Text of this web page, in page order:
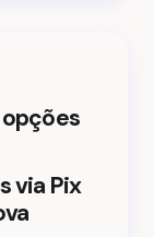
via Pix